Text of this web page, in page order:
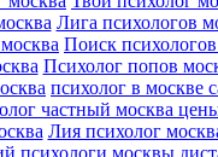
Лига психологов
Поиск
Психолог попов
психолог в москве
частный москва
Лия психолог
психологи москвы